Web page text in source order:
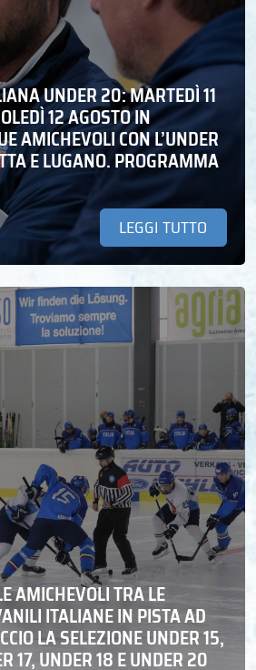
UNDER 20: MARTEDÌ 11
12 AGOSTO IN
AMICHEVOLI CON L’UNDER
E LUGANO. PROGRAMMA
LEGGI TUTTO
AMICHEVOLI TRA LE
ITALIANE IN PISTA AD
LA SELEZIONE UNDER 15,
17, UNDER 18 E UNDER 20